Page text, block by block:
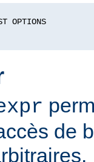
OPTIONS
de